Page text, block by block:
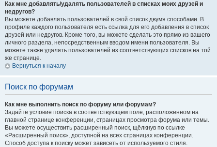
Как мне добавлять/удалять пользователей в списках моих друзей и
недругов?
Вы можете добавлять пользователей в свой список двумя способами. В
профиле каждого пользователя есть ссылка для его добавления в список
друзей или недругов. Кроме того, вы можете сделать это прямо из вашего
личного раздела, непосредственным вводом имени пользователя. Вы
можете также удалять пользователей из соответствующих списков на той
же странице.
Вернуться к началу
Поиск по форумам
Как мне выполнить поиск по форуму или форумам?
Задайте условие поиска в соответствующем поле, расположенном на
главной странице конференции, страницах просмотра форума или темы.
Вы можете осуществить расширенный поиск, щёлкнув по ссылке
«Расширенный поиск», доступной на всех страницах конференции.
Способ доступа к поиску может зависеть от используемого стиля.